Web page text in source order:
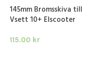
145mm Bromsskiva till
Vsett 10+ Elscooter
115.00 kr